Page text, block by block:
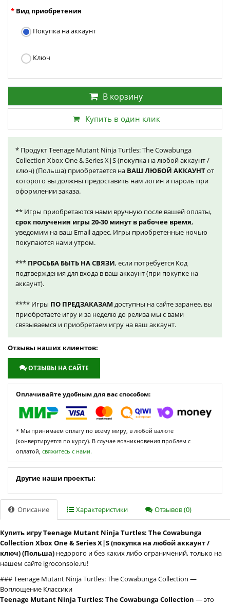
Вид приобретения
Покупка на аккаунт
Ключ
В корзину
Купить в один клик
* Продукт Teenage Mutant Ninja Turtles: The Cowabunga
Collection Xbox One & Series X|S (покупка на любой аккаунт /
ключ) (Польша) приобретается на ВАШ ЛЮБОЙ АККАУНТот
которого вы должны предоставить нам логин и пароль при
оформлении заказа.
** Игры приобретаются нами вручную после вашей оплаты,
срок получения игры 20-30 минут в рабочее время,
уведомим на ваш Email адрес. Игры приобретенные ночью
покупаются нами утром.
*** ПРОСЬБА БЫТЬ НА СВЯЗИ, если потребуется Код
подтверждения для входа в ваш аккаунт (при покупке на
аккаунт).
**** Игры ПО ПРЕДЗАКАЗАМ доступны на сайте заранее, вы
приобретаете игру и за неделю до релиза мы с вами
связываемся и приобретаем игру на ваш аккаунт.
Отзывы наших клиентов:
ОТЗЫВЫ НА САЙТЕ
Оплачивайте удобным для вас способом:
* Мы принимаем оплату по всему миру, в любой валюте
(конвертируется по курсу). В случае возникновения проблем с
оплатой, свяжитесь с нами.
Другие наши проекты:
Описание Характеристики Отзывов (0)
Купить игру Teenage Mutant Ninja Turtles: The Cowabunga
Collection Xbox One & Series X|S (покупка на любой аккаунт /
ключ) (Польша) недорого и без каких либо ограничений, только на
нашем сайте igroconsole.ru!
### Teenage Mutant Ninja Turtles: The Cowabunga Collection —
Воплощение Классики
Teenage Mutant Ninja Turtles: The Cowabunga Collection — это